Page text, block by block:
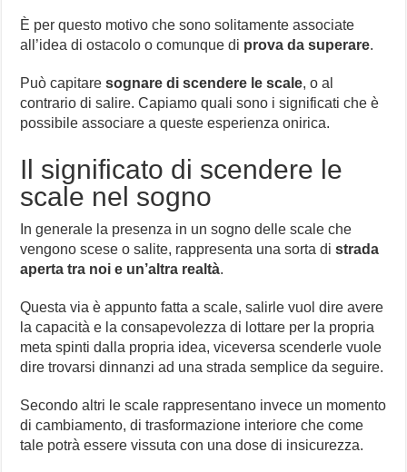
È per questo motivo che sono solitamente associate
all’idea di ostacolo o comunque di prova da superare.
Può capitaresognare di scendere le scale, o al
contrario di salire. Capiamo quali sono i significati che è
possibile associare a queste esperienza onirica.
Il significato di scendere le
scale nel sogno
In generale la presenza in un sogno delle scale che
vengono scese o salite, rappresenta una sorta distrada
aperta tra noi e un’altra realtà.
Questa via è appunto fatta a scale, salirle vuol dire avere
la capacità e la consapevolezza di lottare per la propria
meta spinti dalla propria idea, viceversa scenderle vuole
dire trovarsi dinnanzi ad una strada semplice da seguire.
Secondo altri le scale rappresentano invece un momento
di cambiamento, di trasformazione interiore che come
tale potrà essere vissuta con una dose di insicurezza.